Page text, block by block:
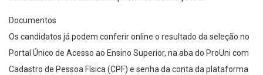
Documentos
Os candidatos já podem conferir online o resultado da seleção no
Portal Único de Acesso ao Ensino Superior, na aba do ProUni com
Cadastro de Pessoa Física (CPF) e senha da conta da plataforma